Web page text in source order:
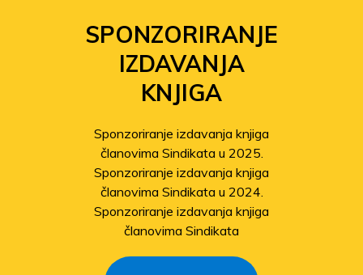
SPONZORIRANJE
IZDAVANJA
KNJIGA
Sponzoriranje izdavanja knjiga
članovima Sindikata u 2025.
Sponzoriranje izdavanja knjiga
članovima Sindikata u 2024.
Sponzoriranje izdavanja knjiga
članovima Sindikata